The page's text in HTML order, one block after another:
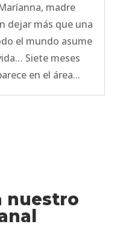
madre
dejar más que una
el mundo asume
Siete meses
en el área...
nuestro